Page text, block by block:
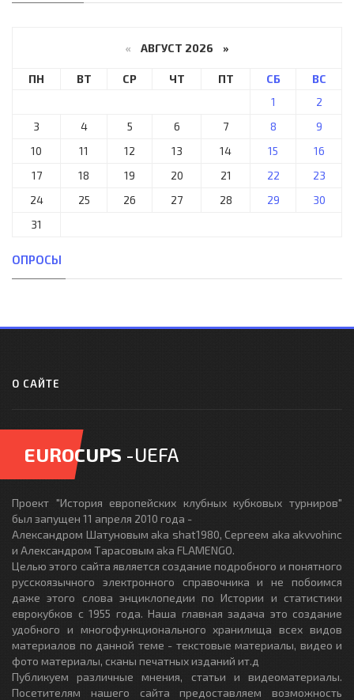
« АВГУСТ 2026 »
ПН ВТ СР ЧТ ПТ СБ
ВС
1
2
3
4 5 6 7 8
9
10
11 12 13 14 15
16
17
18 19 20 21 22
23
24
25 26 27 28 29
30
31
ОПРОСЫ
О САЙТЕ
EUROCUPS -UEFA
Проект "История европейских клубных кубковых турниров"
был запущен 11 апреля 2010 года -
Александром Шатуновым aka shat1980, Сергеем aka akvvohinc
и Александром Тарасовым aka FLAMENGO.
Целью этого сайта является создание подробного и понятного
русскоязычного электронного справочника и не побоимся
даже этого слова энциклопедии по Истории и статистики
еврокубков с 1955 года. Наша главная задача это создание
удобного и многофункционального хранилища всех видов
материалов по данной теме - текстовые материалы, видео и
фото материалы, сканы печатных изданий ит.д
Публикуем различные мнения, статьи и видеоматериалы.
Посетителям нашего сайта предоставляем возможность